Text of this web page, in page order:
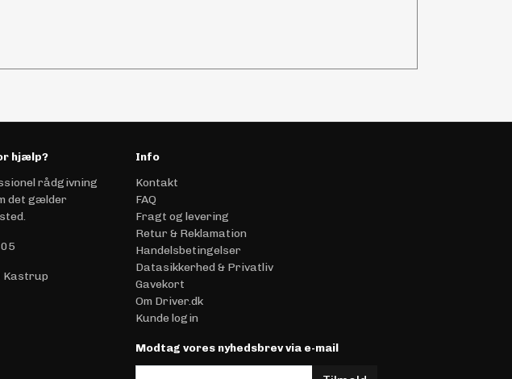
hjælp?
rådgivning
det gælder
Kastrup
Info
Kontakt
FAQ
Fragt og levering
Retur & Reklamation
Handelsbetingelser
Datasikkerhed & Privatliv
Gavekort
Om Driver.dk
Kunde login
Modtag vores nyhedsbrev via e-mail